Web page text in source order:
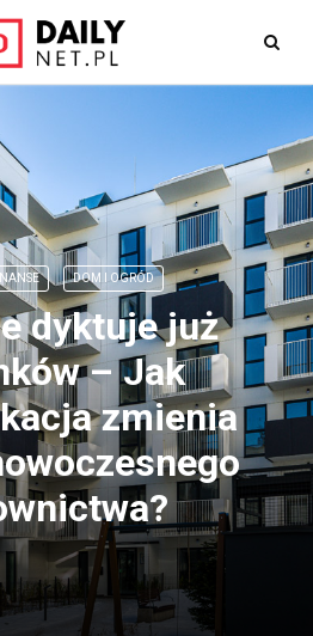
DOM I OGRÓD
dyktuje już
– Jak
zmienia